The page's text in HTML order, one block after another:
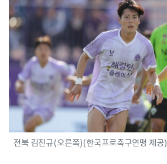
전북 김진규(오른쪽)(한국프로축구연맹 제공)